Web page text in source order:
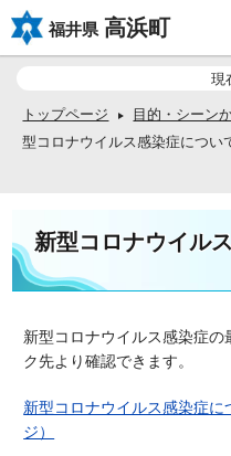
福井県 高浜町
現
トップページ 目的・シーン
型コロナウイルス感染症につい
新型コロナウイル
新型コロナウイルス感染症
ク先より確認できます。
新型コロナウイルス感染症
ジ）